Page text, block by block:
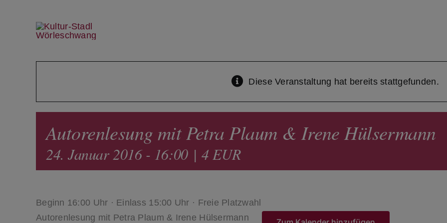
Diese Veranstaltung hat bereits stattgefunden.
Autorenlesung mit Petra Plaum & Irene Hülsermann
24. Januar 2016 - 16:00 | 4 EUR
Beginn 16:00 Uhr · Einlass 15:00 Uhr · Freie Platzwahl
Autorenlesung mit Petra Plaum & Irene Hülsermann